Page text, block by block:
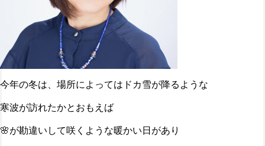
今年の冬は、場所によってはドカ雪が降るような
寒波が訪れたかとおもえば
🌸が勘違いして咲くような暖かい日があり